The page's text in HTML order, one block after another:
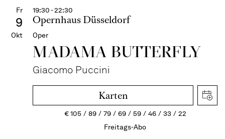
Fr
9
Okt
19:30 - 22:30
Opernhaus Düsseldorf
Oper
MADAMA BUTTER­FLY
Giacomo Puccini
Karten
€105 89 79 69 59 46 33
22
Freitags-Abo